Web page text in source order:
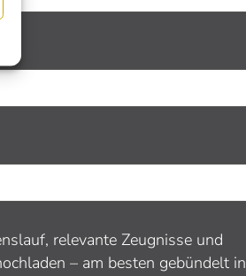
relevante Zeugnisse und
– am besten gebündelt in